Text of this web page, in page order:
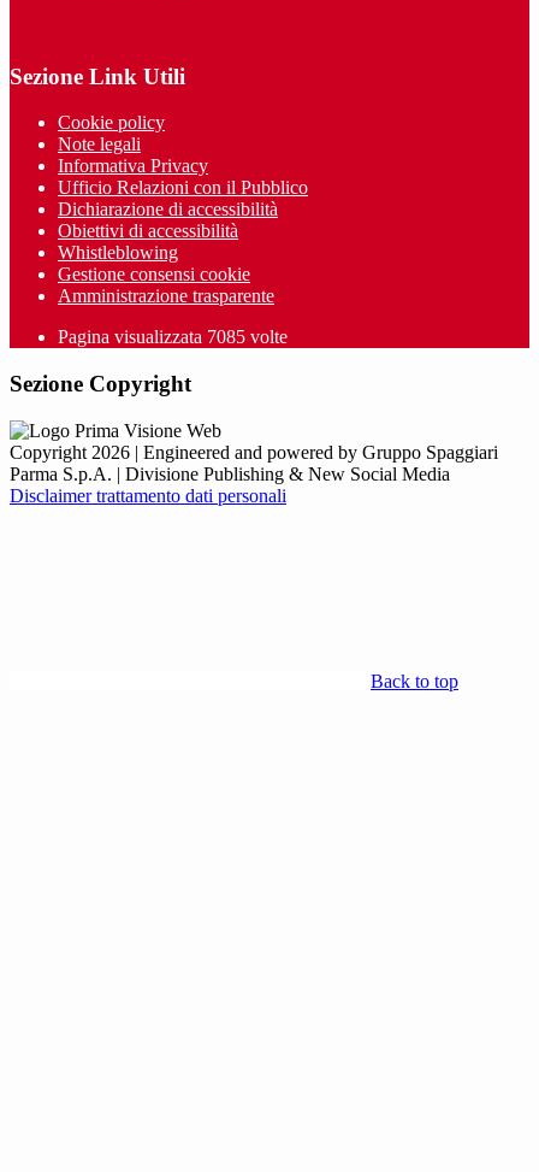
Sezione Link Utili
Cookie policy
Note legali
Informativa Privacy
Ufficio Relazioni con il Pubblico
Dichiarazione di accessibilità
Obiettivi di accessibilità
Whistleblowing
Gestione consensi cookie
Amministrazione trasparente
Pagina visualizzata 7085 volte
Sezione Copyright
Copyright 2026 | Engineered and powered by Gruppo Spaggiari
Parma S.p.A. | Divisione Publishing & New Social Media
Disclaimer trattamento dati personali
Back to top